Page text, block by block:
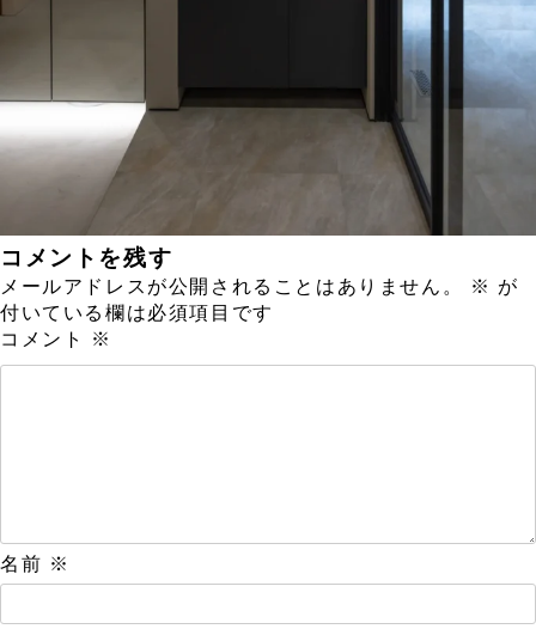
コメントを残す
メールアドレスが公開されることはありません。 ※ が
付いている欄は必須項目です
コメント
※
名前 ※